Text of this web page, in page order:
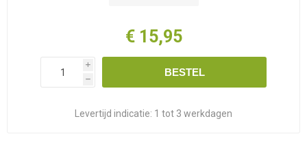
€ 15,95
i
h
BESTEL
Levertijd indicatie: 1 tot 3 werkdagen